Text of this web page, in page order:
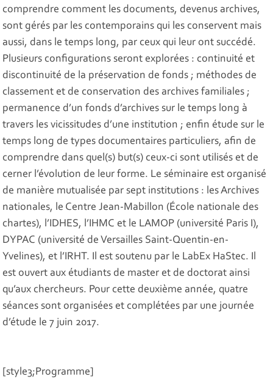
comprendre comment les documents, devenus archives,
sont gérés par les contemporains qui les conservent mais
aussi, dans le temps long, par ceux qui leur ont succédé.
Plusieurs configurations seront explorées : continuité et
discontinuité de la préservation de fonds ; méthodes de
classement et de conservation des archives familiales ;
permanence d’un fonds d’archives sur le temps long à
travers les vicissitudes d’une institution ; enfin étude sur le
temps long de types documentaires particuliers, afin de
comprendre dans quel(s) but(s) ceux-ci sont utilisés et de
cerner l’évolution de leur forme. Le séminaire est organisé
de manière mutualisée par sept institutions : les Archives
nationales, le Centre Jean-Mabillon (École nationale des
chartes), l’IDHES, l’IHMC et le LAMOP (université Paris I),
DYPAC (université de Versailles Saint-Quentin-en-
Yvelines), et l’IRHT. Il est soutenu par le LabEx HaStec. Il
est ouvert aux étudiants de master et de doctorat ainsi
qu’aux chercheurs. Pour cette deuxième année, quatre
séances sont organisées et complétées par une journée
d’étude le 7 juin 2017.
[style3;Programme]